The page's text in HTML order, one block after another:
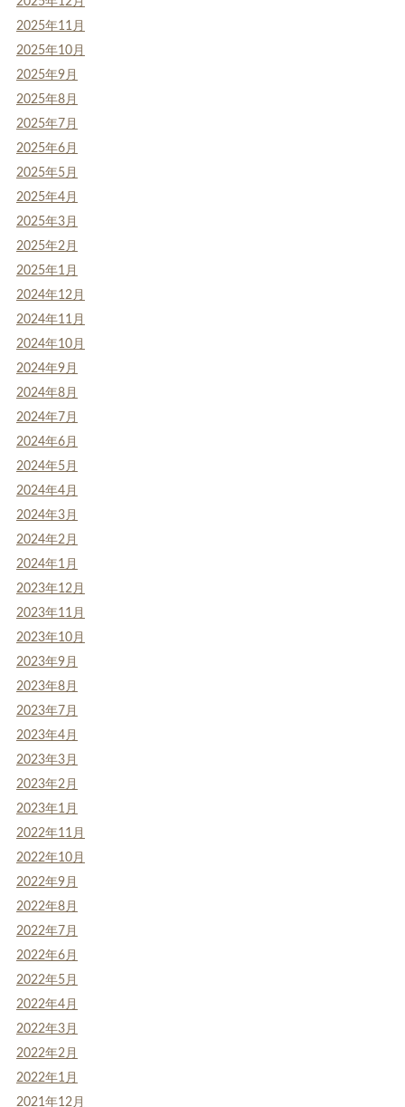
2025年11月
2025年10月
2025年9月
2025年8月
2025年7月
2025年6月
2025年5月
2025年4月
2025年3月
2025年2月
2025年1月
2024年12月
2024年11月
2024年10月
2024年9月
2024年8月
2024年7月
2024年6月
2024年5月
2024年4月
2024年3月
2024年2月
2024年1月
2023年12月
2023年11月
2023年10月
2023年9月
2023年8月
2023年7月
2023年4月
2023年3月
2023年2月
2023年1月
2022年11月
2022年10月
2022年9月
2022年8月
2022年7月
2022年6月
2022年5月
2022年4月
2022年3月
2022年2月
2022年1月
2021年12月